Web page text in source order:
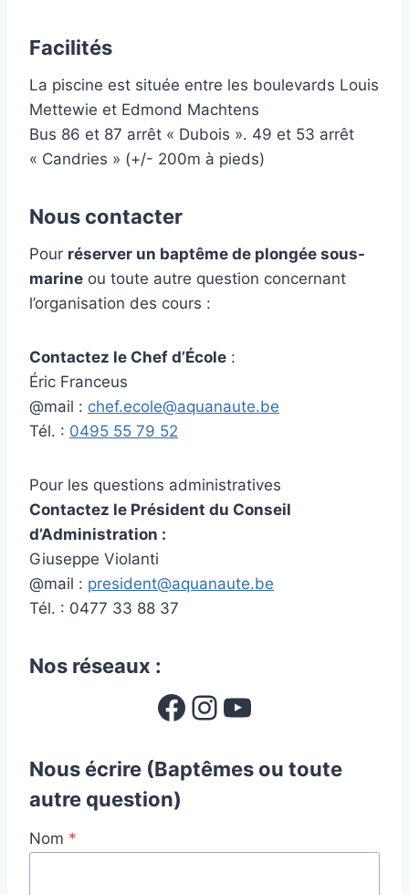
Facilités
La piscine est située entre les boulevards Louis
Mettewie et Edmond Machtens
Bus 86 et 87 arrêt « Dubois ». 49 et 53 arrêt
« Candries » (+/- 200m à pieds)
Nous contacter
Pour réserver un baptême de plongée sous-
marine ou toute autre question concernant
l’organisation des cours :
Contactez le Chef d’École :
Éric Franceus
@mail : chef.ecole@aquanaute.be
Tél. : 0495 55 79 52
Pour les questions administratives
Contactez le Président du Conseil
d’Administration :
Giuseppe Violanti
@mail : president@aquanaute.be
Tél. : 0477 33 88 37
Nos réseaux :
Facebook Instagram YouTube
Nous écrire (Baptêmes ou toute
autre question)
Nom *